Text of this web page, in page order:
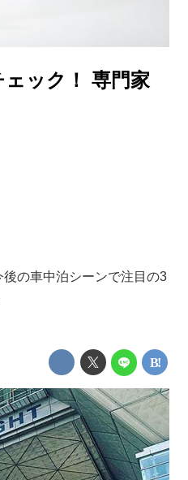
ック！ 専門家
の車中泊シーンで注目の3